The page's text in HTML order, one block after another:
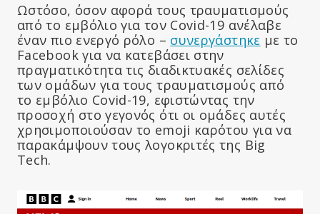
Ωστόσο, όσον αφορά τους τραυματισμούς
από το εμβόλιο για τον Covid-19 ανέλαβε
έναν πιο ενεργό ρόλο – συνεργάστηκε με το
Facebook για να κατεβάσει στην
πραγματικότητα τις διαδικτυακές σελίδες
των ομάδων για τους τραυματισμούς από
το εμβόλιο Covid-19, εφιστώντας την
προσοχή στο γεγονός ότι οι ομάδες αυτές
χρησιμοποιούσαν το emoji καρότου για να
παρακάμψουν τους λογοκριτές της Big
Tech.